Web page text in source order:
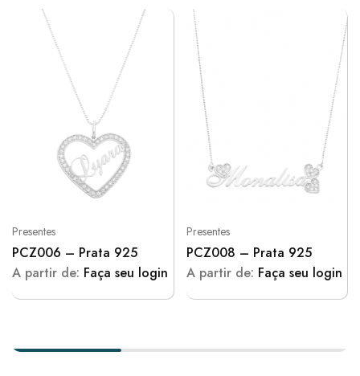
Presentes
PCZ006 – Prata 925
A partir de: Faça seu login
Presentes
PCZ008 – Prata 925
A partir de: Faça seu login